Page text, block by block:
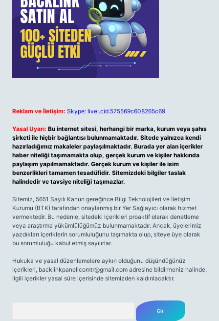
Reklam ve İletişim: Skype: live:.cid.575569c608265c69
Yasal Uyarı: Bu internet sitesi, herhangi bir marka, kurum veya şahıs
şirketi ile hiçbir bağlantısı bulunmamaktadır. Sitede yalnızca kendi
hazırladığımız makaleler paylaşılmaktadır. Burada yer alan içerikler
haber niteliği taşımamakta olup, gerçek kurum ve kişiler hakkında
paylaşım yapılmamaktadır. Gerçek kurum ve kişiler ile isim
benzerlikleri tamamen tesadüfidir. Sitemizdeki bilgiler taslak
halindedir ve tavsiye niteliği taşımazlar.
Sitemiz, 5651 Sayılı Kanun gereğince Bilgi Teknolojileri ve İletişim
Kurumu (BTK) tarafından onaylanmış bir Yer Sağlayıcı olarak hizmet
vermektedir. Bu nedenle, sitedeki içerikleri proaktif olarak denetleme
veya araştırma yükümlülüğümüz bulunmamaktadır. Ancak, üyelerimiz
yazdıkları içeriklerin sorumluluğunu taşımakta olup, siteye üye olarak
bu sorumluluğu kabul etmiş sayılırlar.
Hukuka ve yasal düzenlemelere aykırı olduğunu düşündüğünüz
içerikleri, backlinkpanelicomtr@gmail.com adresine bildirmeniz halinde,
ilgili içerikler yasal süre içerisinde sitemizden kaldırılacaktır.